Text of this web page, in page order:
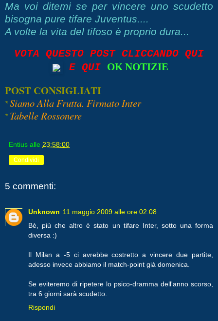
Ma voi ditemi se per vincere uno scudetto
bisogna pure tifare Juventus....
A volte la vita del tifoso è proprio dura...
VOTA QUESTO POST CLICCANDO QUI
E QUI
OK NOTIZIE
POST CONSIGLIATI
* Siamo Alla Frutta. Firmato Inter
* Tabelle Rossonere
Entius alle 23:58:00
Condividi
5 commenti:
Unknown 11 maggio 2009 alle ore 02:08
Bè, più che altro è stato un tifare Inter, sotto una forma
diversa :)
Il Milan a -5 ci avrebbe costretto a vincere due partite,
adesso invece abbiamo il match-point già domenica.
Se eviteremo di ripetere lo psico-dramma dell'anno scorso,
tra 6 giorni sarà scudetto.
Rispondi